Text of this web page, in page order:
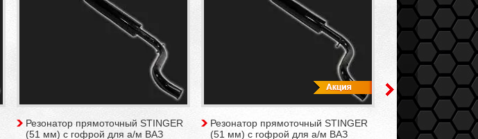
Резонатор прямоточный STINGER
(51 мм) с гофрой для а/м ВАЗ
Резонатор прямоточный STINGER
(51 мм) с гофрой для а/м ВАЗ
Прокладка
металлическая